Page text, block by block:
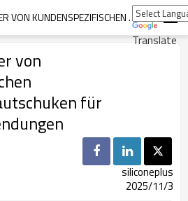
Translate
TOP 10 HERSTELLER VON KUNDENSPEZIFISCHEN FLÜSSIGSILIKONKAUTSCHUKEN FÜR AUTOMOBILANWENDUNGEN
von
für
siliconeplus
2025/11/3